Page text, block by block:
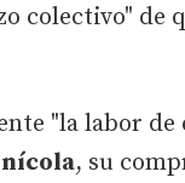
colectivo" de
"la labor
, su